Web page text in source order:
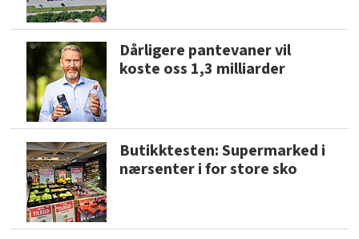
Dårligere pantevaner vil
koste oss 1,3 milliarder
Butikktesten: Supermarked i
nærsenter i for store sko